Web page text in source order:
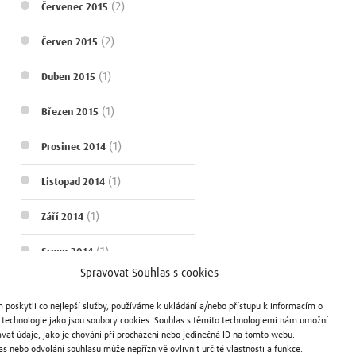
Spravovat Souhlas s cookies
poskytli co nejlepší služby, používáme k ukládání a/nebo přístupu k informacím o
jako jsou soubory cookies. Souhlas s těmito technologiemi nám umožní
údaje, jako je chování při procházení nebo jedinečná ID na tomto webu.
nebo odvolání souhlasu může nepříznivě ovlivnit určité vlastnosti a funkce.
Červenec 2015 (2)
Červen 2015 (2)
Duben 2015 (1)
Březen 2015 (1)
Prosinec 2014 (1)
Listopad 2014 (1)
Září 2014 (1)
Srpen 2014 (1)
Duben 2014(1)